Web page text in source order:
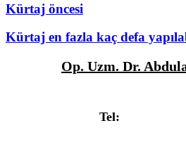
Kürtaj öncesi
Kürtaj en fazla kaç defa
Op. Uzm. Dr.
Tel: